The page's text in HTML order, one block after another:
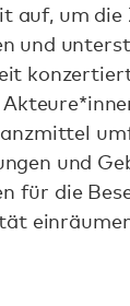
auf, um die
und
und
für die